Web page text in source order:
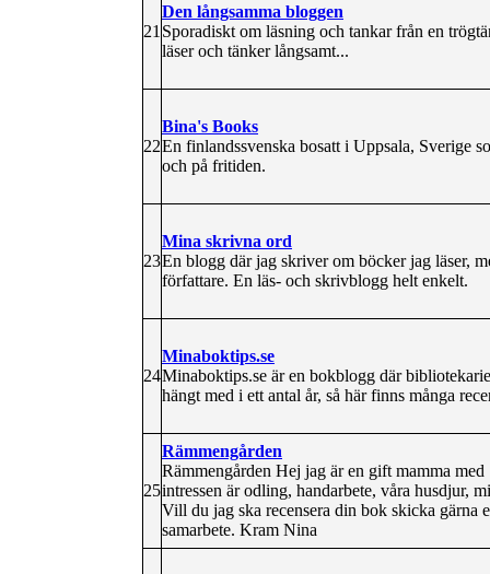
21
Den långsamma bloggen
Sporadiskt om läsning och tankar från en
läser och tänker långsamt...
22
Bina's Books
En finlandssvenska bosatt i Uppsala, Sverige
och på fritiden.
23
Mina skrivna ord
En blogg där jag skriver om böcker jag läser,
författare. En läs- och skrivblogg helt enkelt.
24
Minaboktips.se
Minaboktips.se är en bokblogg där
hängt med i ett antal år, så här finns många
25
Rämmengården
Rämmengården Hej jag är en gift mamma
intressen är odling, handarbete, våra husdjur,
Vill du jag ska recensera din bok skicka gärna
samarbete. Kram Nina